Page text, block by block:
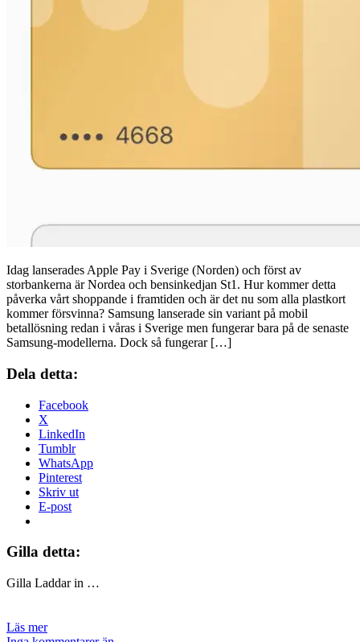
Idag lanserades Apple Pay i Sverige (Norden) och först av
storbankerna är Nordea och bensinkedjan St1. Hur kommer detta
påverka vårt shoppande i framtiden och är det nu som alla plastkort
kommer försvinna? Samsung lanserade sin variant på mobil
betallösning redan i våras i Sverige men fungerar bara på de senaste
Samsung-modellerna. Dock så fungerar […]
Dela detta:
Facebook
X
LinkedIn
Tumblr
WhatsApp
Pinterest
Skriv ut
E-post
Gilla detta:
Gilla Laddar in …
Läs mer